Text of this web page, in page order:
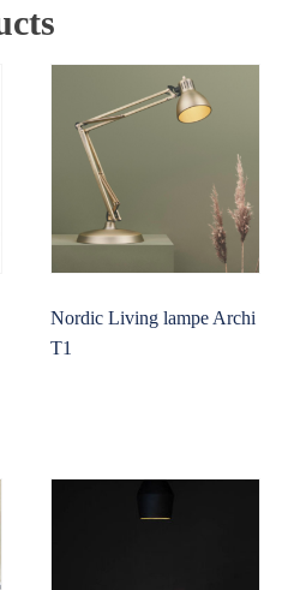
Nordic Living lampe Archi
T1